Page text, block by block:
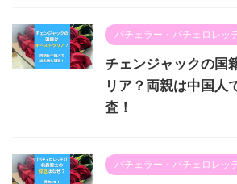
バチェラー・バチェロレッ
チェンジャックの国
リア？両親は中国人
査！
バチェラー・バチェロレッ